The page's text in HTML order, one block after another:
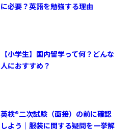
に必要？英語を勉強する理由
【小学生】国内留学って何？どんな
人におすすめ？
英検®︎二次試験（面接）の前に確認
しよう｜服装に関する疑問を一挙解